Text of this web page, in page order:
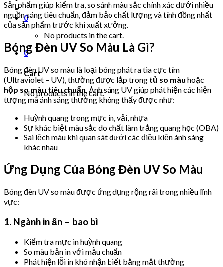
0
No products in the cart.
0
Cart
No products in the cart.
Sản phẩm giúp kiểm tra, so sánh màu sắc chính xác dưới nhiều
nguồn sáng tiêu chuẩn, đảm bảo chất lượng và tính đồng nhất
của sản phẩm trước khi xuất xưởng.
Bóng Đèn UV So Màu Là Gì?
Bóng đèn UV so màu là loại bóng phát ra tia cực tím
(Ultraviolet – UV), thường được lắp trong tủ so màu hoặc
hộp so màu tiêu chuẩn. Ánh sáng UV giúp phát hiện các hiện
tượng mà ánh sáng thường không thấy được như:
Huỳnh quang trong mực in, vải, nhựa
Sự khác biệt màu sắc do chất làm trắng quang học (OBA)
Sai lệch màu khi quan sát dưới các điều kiện ánh sáng
khác nhau
Ứng Dụng Của Bóng Đèn UV So Màu
Bóng đèn UV so màu được ứng dụng rộng rãi trong nhiều lĩnh
vực:
1. Ngành in ấn – bao bì
Kiểm tra mực in huỳnh quang
So màu bản in với mẫu chuẩn
Phát hiện lỗi in khó nhận biết bằng mắt thường